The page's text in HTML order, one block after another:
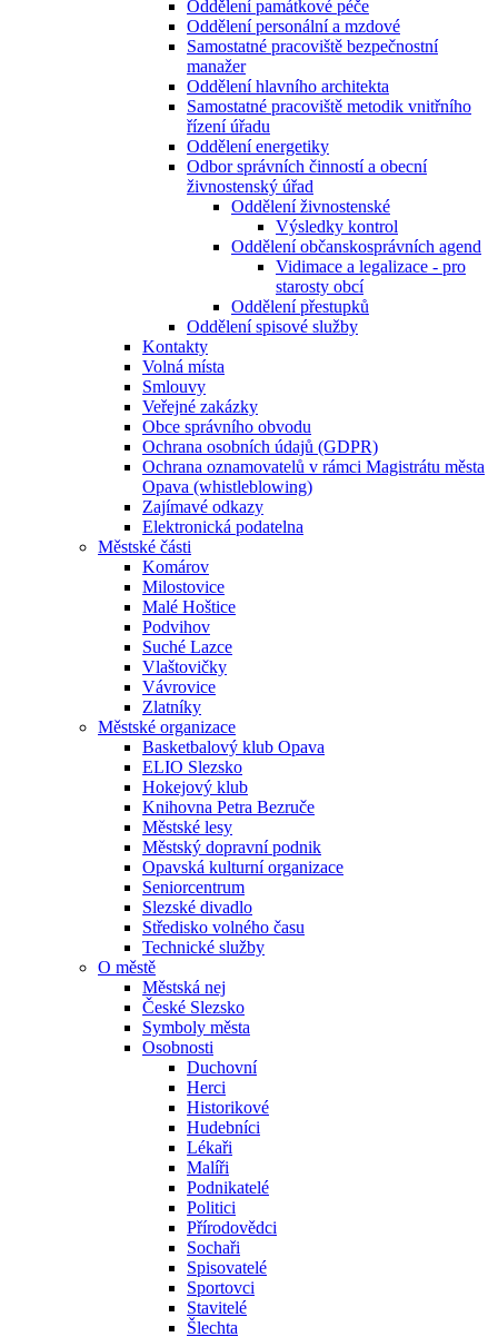
Oddělení památkové péče
Oddělení personální a mzdové
Samostatné pracoviště bezpečnostní
manažer
Oddělení hlavního architekta
Samostatné pracoviště metodik vnitřního
řízení úřadu
Oddělení energetiky
Odbor správních činností a obecní
živnostenský úřad
Oddělení živnostenské
Výsledky kontrol
Oddělení občanskosprávních agend
Vidimace a legalizace - pro
starosty obcí
Oddělení přestupků
Oddělení spisové služby
Kontakty
Volná místa
Smlouvy
Veřejné zakázky
Obce správního obvodu
Ochrana osobních údajů (GDPR)
Ochrana oznamovatelů v rámci Magistrátu města
Opava (whistleblowing)
Zajímavé odkazy
Elektronická podatelna
Městské části
Komárov
Milostovice
Malé Hoštice
Podvihov
Suché Lazce
Vlaštovičky
Vávrovice
Zlatníky
Městské organizace
Basketbalový klub Opava
ELIO Slezsko
Hokejový klub
Knihovna Petra Bezruče
Městské lesy
Městský dopravní podnik
Opavská kulturní organizace
Seniorcentrum
Slezské divadlo
Středisko volného času
Technické služby
O městě
Městská nej
České Slezsko
Symboly města
Osobnosti
Duchovní
Herci
Historikové
Hudebníci
Lékaři
Malíři
Podnikatelé
Politici
Přírodovědci
Sochaři
Spisovatelé
Sportovci
Stavitelé
Šlechta